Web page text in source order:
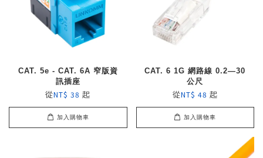
CAT. 5e - CAT. 6A 窄版資
訊插座
從NT$ 38起
加入購物車
CAT. 6 1G 網路線 0.2—30
公尺
從NT$ 48 起
加入購物車